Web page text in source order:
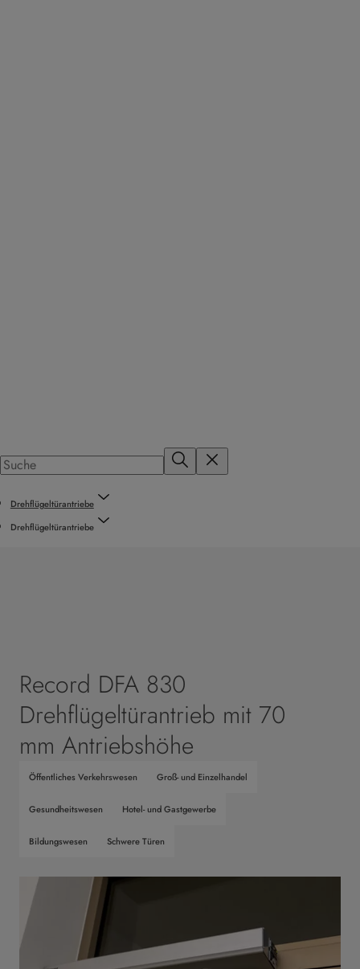
Drehflügeltürantriebe
Drehflügeltürantriebe
Record DFA 830
Drehflügeltürantrieb mit 70
mm Antriebshöhe
Öffentliches Verkehrswesen Groß- und Einzelhandel
Gesundheitswesen Hotel- und Gastgewerbe
Bildungswesen Schwere Türen